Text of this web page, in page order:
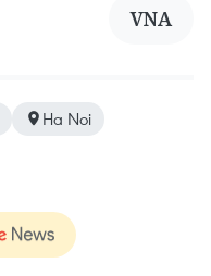
VNA
Ha Noi